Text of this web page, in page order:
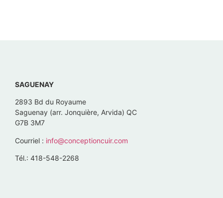
SAGUENAY
2893 Bd du Royaume
Saguenay (arr. Jonquière, Arvida) QC
G7B 3M7
Courriel : info@conceptioncuir.com
Tél.: 418-548-2268